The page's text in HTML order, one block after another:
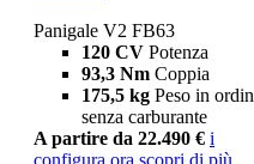
Panigale V2 FB63
120 CV Potenza
93,3 Nm Coppia
175,5 kg Peso in
senza carburante
A partire da 22.490 € i
configura ora scopri di più